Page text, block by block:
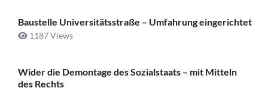
Baustelle Universitätsstraße ­– Umfahrung eingerichtet
1187 Views
Wider die Demontage des Sozialstaats – mit Mitteln
des Rechts